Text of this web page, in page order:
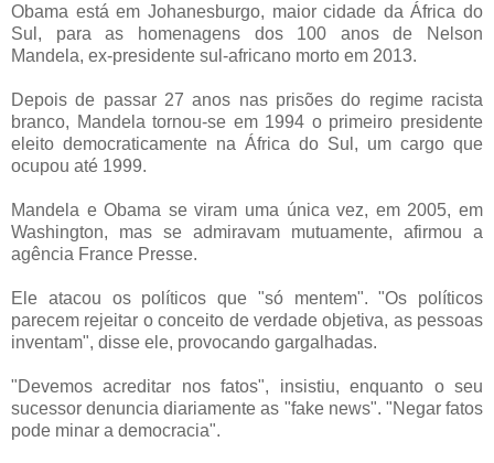
Obama está em Johanesburgo, maior cidade da África do
Sul, para as homenagens dos 100 anos de Nelson
Mandela, ex-presidente sul-africano morto em 2013.
Depois de passar 27 anos nas prisões do regime racista
branco, Mandela tornou-se em 1994 o primeiro presidente
eleito democraticamente na África do Sul, um cargo que
ocupou até 1999.
Mandela e Obama se viram uma única vez, em 2005, em
Washington, mas se admiravam mutuamente, afirmou a
agência France Presse.
Ele atacou os políticos que "só mentem". "Os políticos
parecem rejeitar o conceito de verdade objetiva, as pessoas
inventam", disse ele, provocando gargalhadas.
"Devemos acreditar nos fatos", insistiu, enquanto o seu
sucessor denuncia diariamente as "fake news". "Negar fatos
pode minar a democracia".